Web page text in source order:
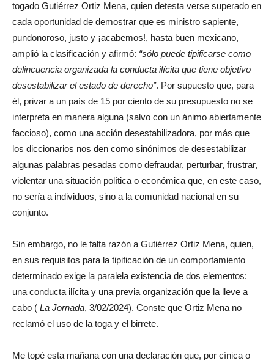
togado Gutiérrez Ortiz Mena, quien detesta verse superado en
cada oportunidad de demostrar que es ministro sapiente,
pundonoroso, justo y ¡acabemos!, hasta buen mexicano,
amplió la clasificación y afirmó: sólo puede tipificarse como
delincuencia organizada la conducta ilícita que tiene objetivo
desestabilizar el estado de derecho . Por supuesto que, para
él, privar a un país de 15 por ciento de su presupuesto no se
interpreta en manera alguna (salvo con un ánimo abiertamente
faccioso), como una acción desestabilizadora, por más que
los diccionarios nos den como sinónimos de desestabilizar
algunas palabras pesadas como defraudar, perturbar, frustrar,
violentar una situación política o económica que, en este caso,
no sería a individuos, sino a la comunidad nacional en su
conjunto.
Sin embargo, no le falta razón a Gutiérrez Ortiz Mena, quien,
en sus requisitos para la tipificación de un comportamiento
determinado exige la paralela existencia de dos elementos:
una conducta ilícita y una previa organización que la lleve a
cabo ( La Jornada, 3/02/2024). Conste que Ortiz Mena no
reclamó el uso de la toga y el birrete.
Me topé esta mañana con una declaración que, por cínica o